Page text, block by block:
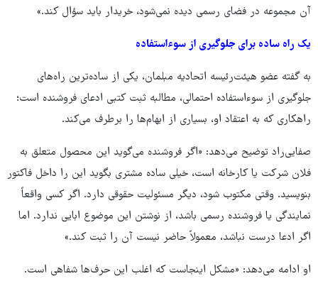
آن مجموعه در فضای رسمی دیده نمی‌شود، خریدار باید سؤال کند.»
یک راه ساده برای جلوگیری از سوءاستفاده
به گفته عضو هیئت‌رئیسه اتحادیه مبلمان، یکی از ساده‌ترین راه‌های
جلوگیری از سوءاستفاده احتمالی، مطالبه ثبت کتبی ادعای فروشنده است؛
راهکاری که به اعتقاد او، بسیاری از ابهام‌ها را برطرف می‌کند.
صفایی‌راد توضیح می‌دهد: «اگر فروشنده می‌گوید این محصول متعلق به
فلان شرکت یا کارخانه است، خیلی ساده مشتری بگوید این را داخل فاکتور
بنویسید. وقتی مکتوب شود، دیگر مسئولیت حقوقی دارد. اگر کسی واقعاً
نمایندگی یا فروشنده رسمی باشد، از نوشتن این موضوع ابایی ندارد. اما
اگر ادعا درست نباشد، معمولاً حاضر نیست آن را ثبت کند.»
او ادامه می‌دهد: «مشکل اینجاست که اغلب این حرف‌ها شفاهی است.